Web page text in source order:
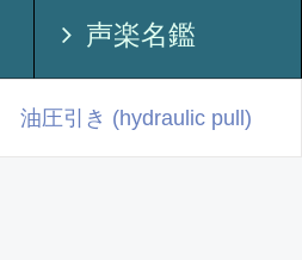
声楽名鑑
油圧引き (hydraulic pull)